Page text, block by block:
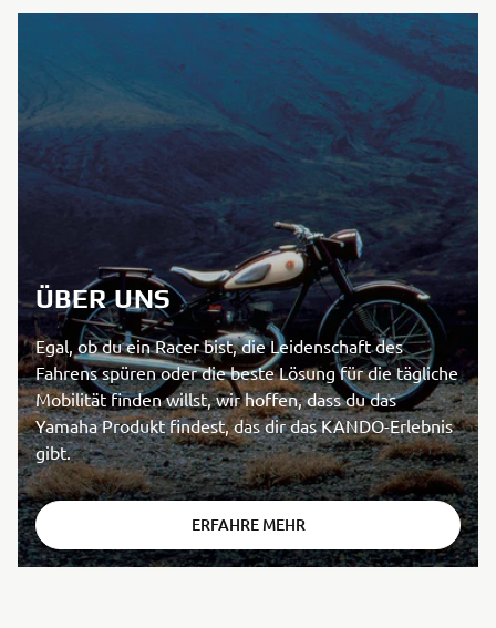
ÜBER UNS
Egal, ob du ein Racer bist, die Leidenschaft des
Fahrens spüren oder die beste Lösung für die tägliche
Mobilität finden willst, wir hoffen, dass du das
Yamaha Produkt findest, das dir das KANDO-Erlebnis
gibt.
ERFAHRE MEHR